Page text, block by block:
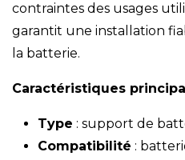
contraintes des usages
garantit une installation
la batterie.
Caractéristiques
Type : support de
Compatibilité :